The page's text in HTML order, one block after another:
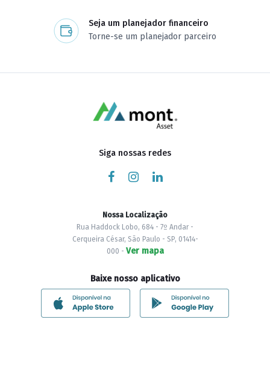
Seja um planejador financeiro
Torne-se um planejador parceiro
Siga nossas redes
Nossa Localização
Rua Haddock Lobo, 684 - 7º Andar -
Cerqueira César, São Paulo - SP, 01414-
000 - Ver mapa
Baixe nosso aplicativo